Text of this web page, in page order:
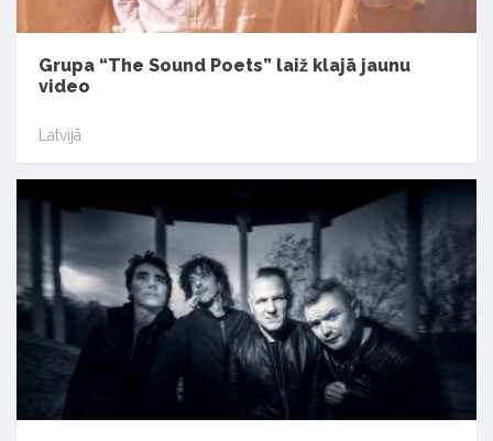
Grupa “The Sound Poets” laiž klajā jaunu
video
Latvijā